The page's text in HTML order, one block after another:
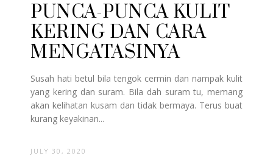
PUNCA-PUNCA KULIT
KERING DAN CARA
MENGATASINYA
Susah hati betul bila tengok cermin dan nampak kulit
yang kering dan suram. Bila dah suram tu, memang
akan kelihatan kusam dan tidak bermaya. Terus buat
kurang keyakinan...
JULY 30, 2020